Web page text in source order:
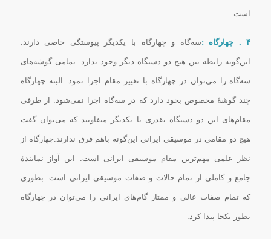
است.
۴ . چهارگاه : سه‌گاه و چهارگاه با یکدیگر پیوستگى خاصى دارند.
این‌گونه رابطه بین هیچ دو دستگاه دیگر وجود ندارد. تمامى گوشه‌هاى
سه‌گاه را مى‌توان در چهارگاه با تغییر مقام اجرا نمود. البته چهارگاه
چند گوشهٔ مخصوص بخود دارد که در سه‌گاه اجرا نمى‌شود. از طرفى
مقام‌هاى این دو دستگاه بقدرى با یکدیگر متفاوتند که مى‌توان گفت
هیچ دو مقامى در موسیقى ایرانى این‌گونه باهم فرق ندارند.چهارگاه از
نظر علمى مهم‌ترین مقام موسیقى ایرانى است. این آواز نمایندهٔ
جامع و کاملى از تمام حالات و صفات موسیقى ایرانى است. بطورى
که تمام صفات عالى و ممتاز گام‌هاى ایرانى را مى‌توان در چهارگاه
بطور یکجا پیدا کرد.